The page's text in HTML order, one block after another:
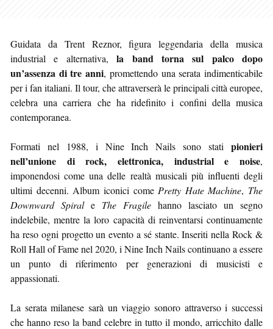
Guidata da Trent Reznor, figura leggendaria della musica
industrial e alternativa,la band torna sul palco dopo
un’assenza di tre anni, promettendo una serata indimenticabile
per i fan italiani. Il tour, che attraverserà le principali città europee,
celebra una carriera che ha ridefinito i confini della musica
contemporanea.
Formati nel 1988, i Nine Inch Nails sono stati pionieri
nell’unione di rock, elettronica, industrial e noise,
imponendosi come una delle realtà musicali più influenti degli
ultimi decenni. Album iconici come Pretty Hate Machine, The
Downward Spirale The Fragile hanno lasciato un segno
indelebile, mentre la loro capacità di reinventarsi continuamente
ha reso ogni progetto un evento a sé stante. Inseriti nella Rock &
Roll Hall of Fame nel 2020, i Nine Inch Nails continuano a essere
un punto di riferimento per generazioni di musicisti e
appassionati.
La serata milanese sarà un viaggio sonoro attraverso i successi
che hanno reso la band celebre in tutto il mondo, arricchito dalle